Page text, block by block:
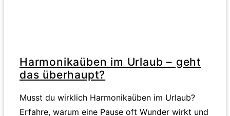
Harmonikaüben im Urlaub – geht
das überhaupt?
Musst du wirklich Harmonikaüben im Urlaub?
Erfahre, warum eine Pause oft Wunder wirkt und